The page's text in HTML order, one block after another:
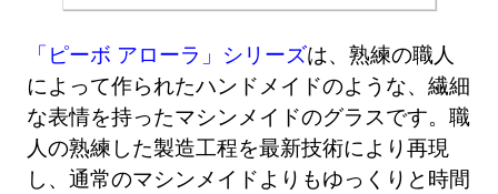
「ピーボ アローラ」シリーズは、熟練の職人
によって作られたハンドメイドのような、繊細
な表情を持ったマシンメイドのグラスです。職
人の熟練した製造工程を最新技術により再現
し、通常のマシンメイドよりもゆっくりと時間